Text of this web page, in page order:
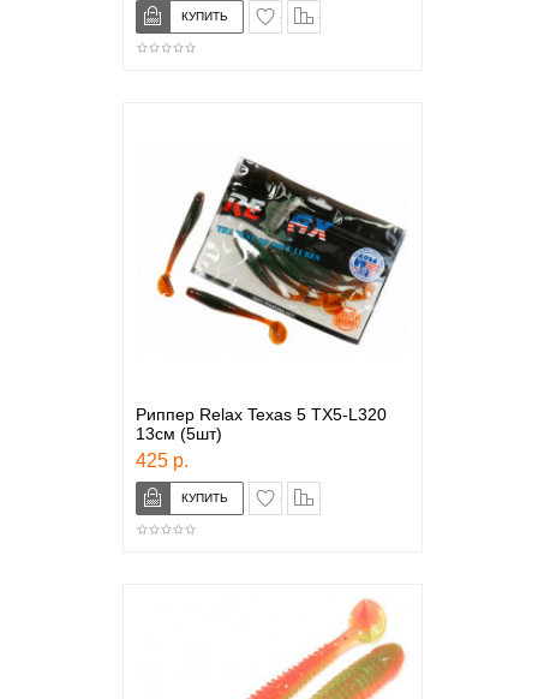
в закладки
Риппер Relax Texas 5 TX5-L320
13см (5шт)
425 р.
в закладки